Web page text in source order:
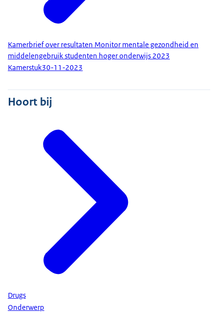
Kamerbrief over resultaten Monitor mentale gezondheid en
middelengebruik studenten hoger onderwijs 2023
Kamerstuk30-11-2023
Hoort bij
Drugs
Onderwerp